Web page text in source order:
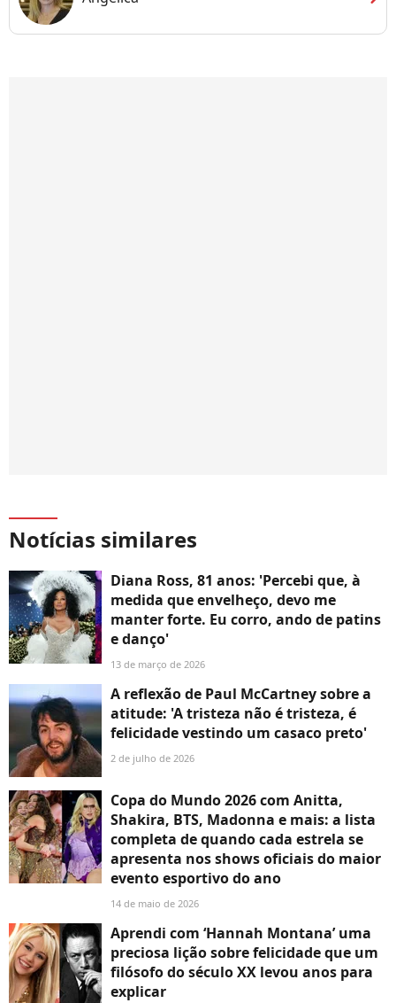
Notícias similares
Diana Ross, 81 anos: 'Percebi que, à
medida que envelheço, devo me
manter forte. Eu corro, ando de patins
e danço'
13 de março de 2026
A reflexão de Paul McCartney sobre a
atitude: 'A tristeza não é tristeza, é
felicidade vestindo um casaco preto'
2 de julho de 2026
Copa do Mundo 2026 com Anitta,
Shakira, BTS, Madonna e mais: a lista
completa de quando cada estrela se
apresenta nos shows oficiais do maior
evento esportivo do ano
14 de maio de 2026
Aprendi com ‘Hannah Montana’ uma
preciosa lição sobre felicidade que um
filósofo do século XX levou anos para
explicar